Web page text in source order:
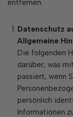
entfernen.
Datenschutz
Allgemeine
Die folgenden
darüber, was
passiert, wenn
persönlich
Informationen